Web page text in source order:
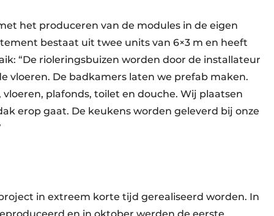
het produceren van de modules in de eigen
bestaat uit twee units van 6×3 m en heeft
“De rioleringsbuizen worden door de installateur
vloeren. De badkamers laten we prefab maken.
plafonds, toilet en douche. Wij plaatsen
erop gaat. De keukens worden geleverd bij onze
in extreem korte tijd gerealiseerd worden. In